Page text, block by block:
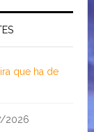
que ha de
2026